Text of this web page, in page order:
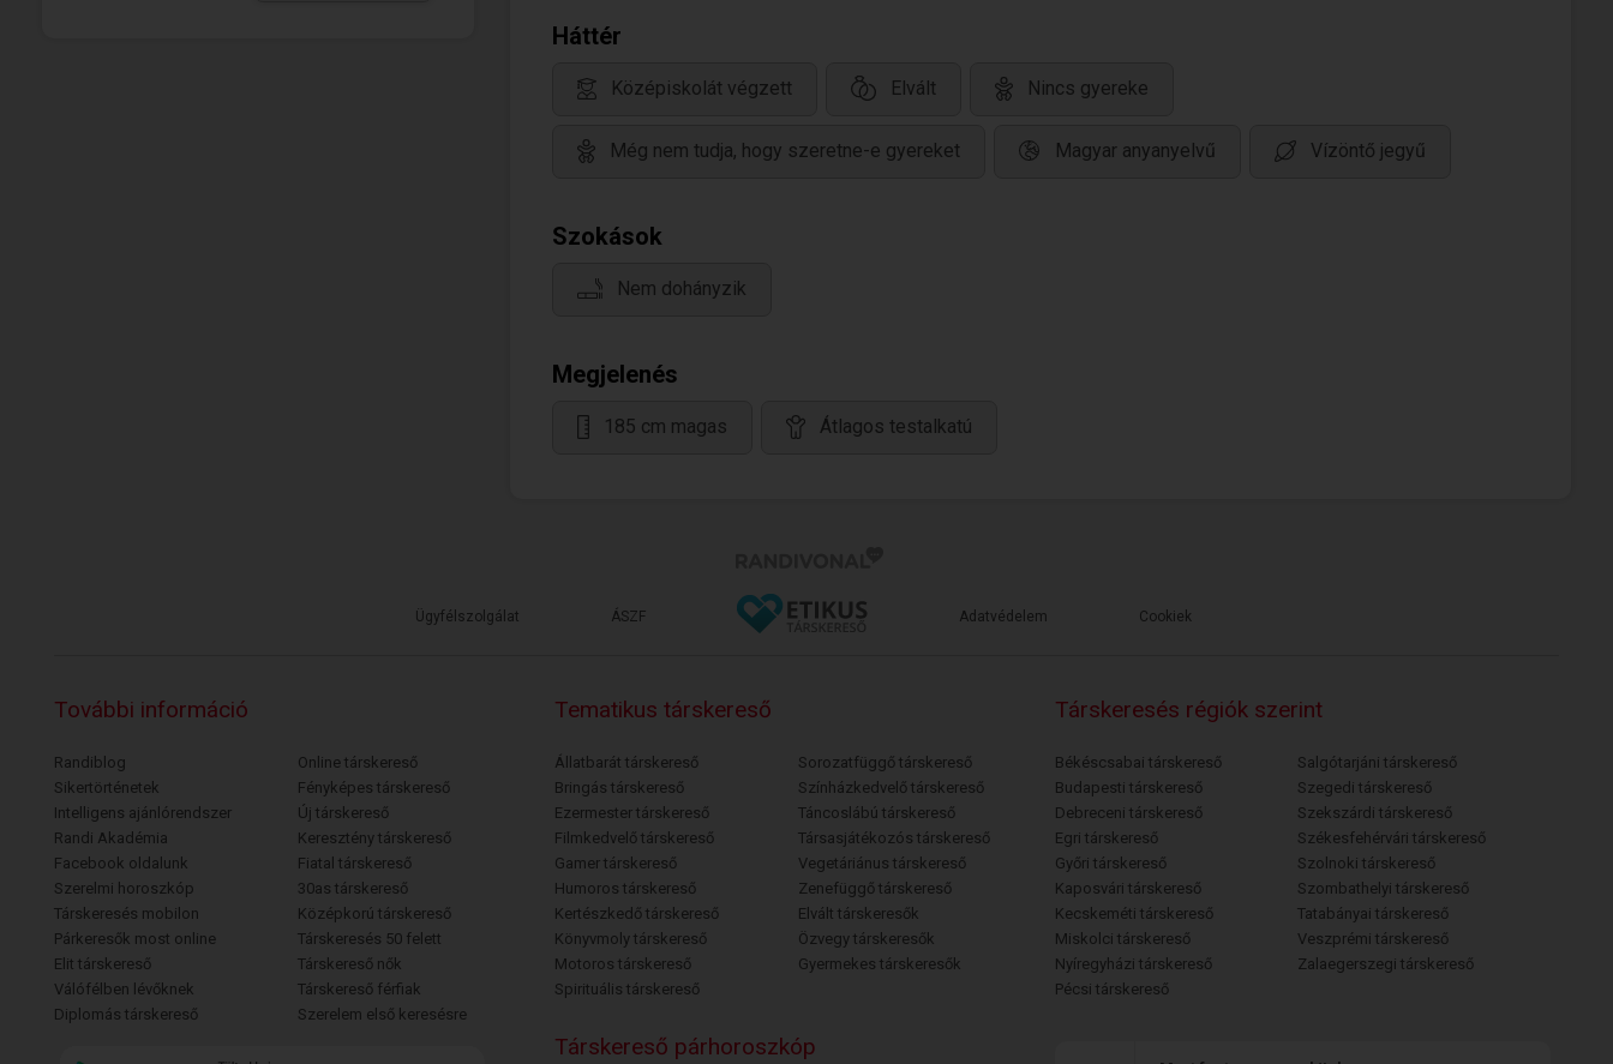
Háttér
Középiskolát végzett Elvált Nincs gyereke
Még nem tudja, hogy szeretne-e gyereket Magyar anyanyelvű Vízöntő jegyű
Szokások
Nem dohányzik
Megjelenés
185 cm magas Átlagos testalkatú
Ügyfélszolgálat ÁSZF Adatvédelem Cookiek
További információ
Randiblog
Sikertörténetek
Intelligens ajánlórendszer
Randi Akadémia
Facebook oldalunk
Szerelmi horoszkóp
Társkeresés mobilon
Párkeresők most online
Elit társkereső
Válófélben lévőknek
Diplomás társkereső
Online társkereső
Fényképes társkereső
Új társkereső
Keresztény társkereső
Fiatal társkereső
30as társkereső
Középkorú társkereső
Társkeresés 50 felett
Társkereső nők
Társkereső férfiak
Szerelem első keresésre
Tematikus társkereső
Állatbarát társkereső
Bringás társkereső
Ezermester társkereső
Filmkedvelő társkereső
Gamer társkereső
Humoros társkereső
Kertészkedő társkereső
Könyvmoly társkereső
Motoros társkereső
Spirituális társkereső
Sorozatfüggő társkereső
Színházkedvelő társkereső
Táncoslábú társkereső
Társasjátékozós társkereső
Vegetáriánus társkereső
Zenefüggő társkereső
Elvált társkeresők
Özvegy társkeresők
Gyermekes társkeresők
Társkeresés régiók szerint
Békéscsabai társkereső
Budapesti társkereső
Debreceni társkereső
Egri társkereső
Győri társkereső
Kaposvári társkereső
Kecskeméti társkereső
Miskolci társkereső
Nyíregyházi társkereső
Pécsi társkereső
Salgótarjáni társkereső
Szegedi társkereső
Szekszárdi társkereső
Székesfehérvári társkereső
Szolnoki társkereső
Szombathelyi társkereső
Tatabányai társkereső
Veszprémi társkereső
Zalaegerszegi társkereső
Társkereső párhoroszkóp